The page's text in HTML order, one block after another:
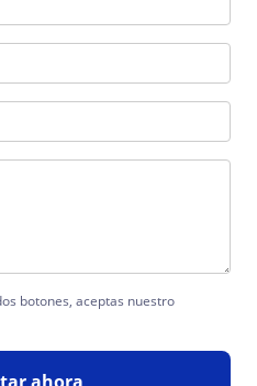
botones, aceptas nuestro